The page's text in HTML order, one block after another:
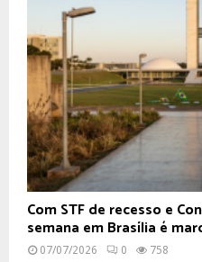
Com STF de recesso e
semana em Brasília é
07/07/2026 0 758